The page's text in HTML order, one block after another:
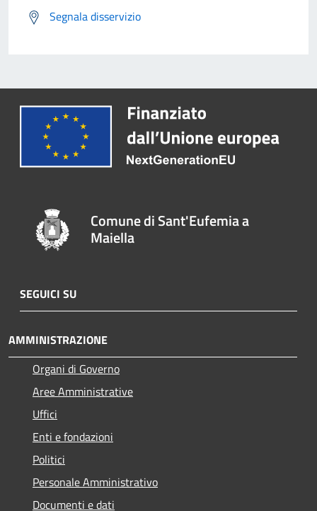
Segnala disservizio
Comune di Sant'Eufemia a
Maiella
SEGUICI SU
AMMINISTRAZIONE
Organi di Governo
Aree Amministrative
Uffici
Enti e fondazioni
Politici
Personale Amministrativo
Documenti e dati